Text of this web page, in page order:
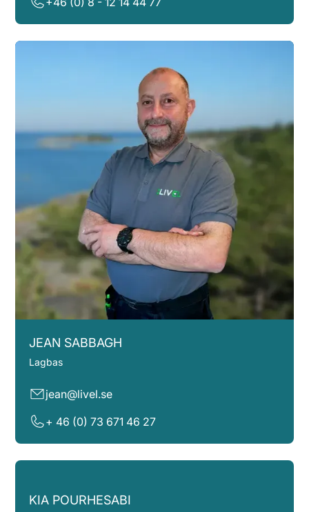
JEAN SABBAGH
Lagbas
jean@livel.se
+ 46 (0) 73 671 46 27
KIA POURHESABI